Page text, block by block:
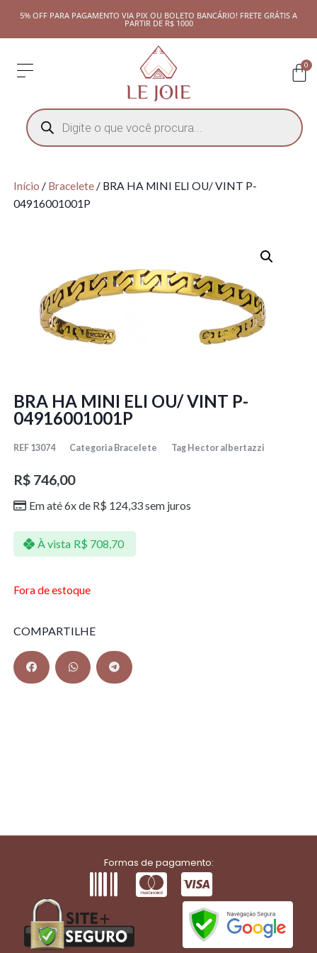
5% OFF PARA PAGAMENTO VIA PIX OU BOLETO BANCÁRIO! FRETE GRÁTIS A
PARTIR DE R$ 1000
0
Início / Bracelete/ BRA HA MINI ELI OU/ VINT P-
04916001001P
BRA HA MINI ELI OU/ VINT P-
04916001001P
REF 13074 Categoria Bracelete Tag Hector albertazzi
R$746,00
Em até 6x de R$ 124,33sem juros
À vista R$ 708,70
Fora de estoque
COMPARTILHE
Formas de pagamento: